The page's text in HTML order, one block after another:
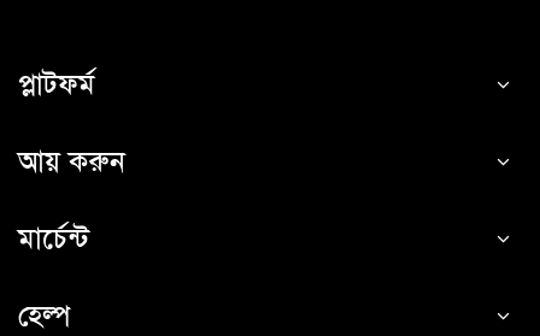
প্লাটফর্ম
আয় করুন
মার্চেন্ট
হেল্প